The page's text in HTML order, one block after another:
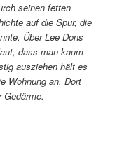
seinen fetten
auf die Spur, die
Über Lee Dons
dass man kaum
ausziehen hält es
Wohnung an. Dort